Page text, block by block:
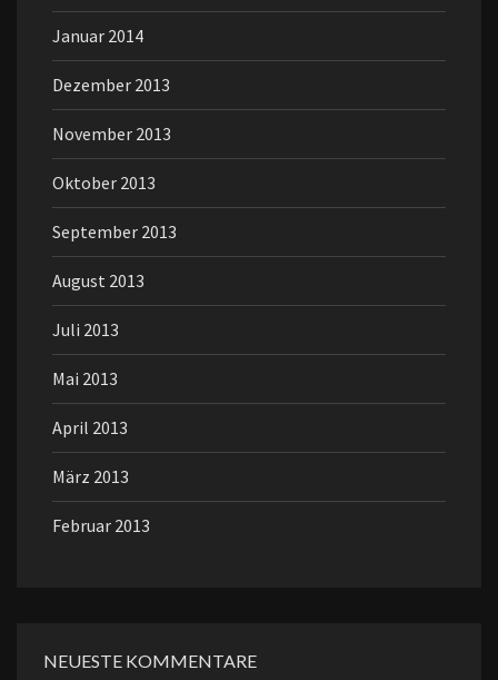
Januar 2014
Dezember 2013
November 2013
Oktober 2013
September 2013
August 2013
Juli 2013
Mai 2013
April 2013
März 2013
Februar 2013
NEUESTE KOMMENTARE